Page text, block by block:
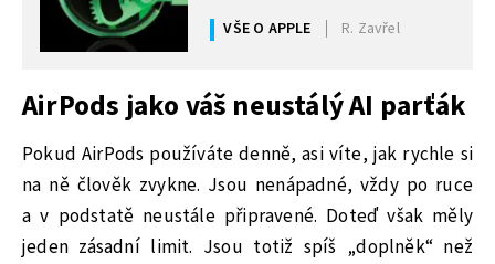
VŠE O APPLE R. Zavřel
AirPods jako váš neustálý AI parťák
Pokud AirPods používáte denně, asi víte, jak rychle si
na ně člověk zvykne. Jsou nenápadné, vždy po ruce
a v podstatě neustále připravené. Doteď však měly
jeden zásadní limit. Jsou totiž spíš „doplněk“ než